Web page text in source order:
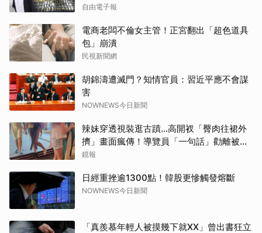
自由電子報
電商老闆不倫女主管！正宮翻出「超色道具
包」崩潰
民視新聞網
胡錦濤遭滅門？知情官員：習近平應不會謀
害
NOWNEWS今日新聞
辣妹穿透視裝逛古蹟…高開衩「臀肉往裙外
擠」畫面瘋傳！導覽員「一句話」勸離被狂
讚
鏡報
日經重挫逾1300點！韓股更慘觸發熔斷
NOWNEWS今日新聞
「真羨慕年輕人被摸幾下就XX」曾出書狂立